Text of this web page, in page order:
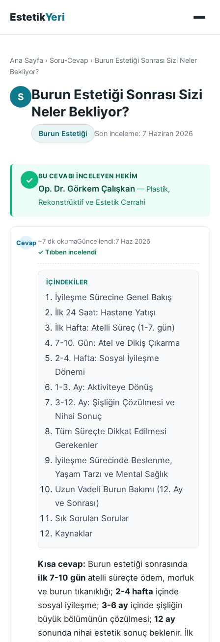
EstetikYeri
Ana Sayfa › Soru-Cevap › Burun Estetiği Sonrası Sizi Neler
Bekliyor?
S
Burun Estetiği Sonrası Sizi
Neler Bekliyor?
Burun Estetiği Son inceleme: 7 Haziran 2026
✓ BU CEVABI INCELEYEN HEKIM
Op. Dr. Görkem Çalışkan — Plastik,
Rekonstrüktif ve Estetik Cerrahi
Cevap ~7 dk okumaGüncellendi:7 Haz 2026
Tıbben incelendi
İÇINDEKILER
İyileşme Sürecine Genel Bakış
İlk 24 Saat: Hastane Yatışı
İlk Hafta: Atelli Süreç (1-7. gün)
7-10. Gün: Atel ve Dikiş Çıkarma
2-4. Hafta: Sosyal İyileşme
Dönemi
1-3. Ay: Aktiviteye Dönüş
3-12. Ay: Şişliğin Çözülmesi ve
Nihai Sonuç
Tüm Süreçte Dikkat Edilmesi
Gerekenler
İyileşme Sürecinde Beslenme,
Yaşam Tarzı ve Mental Sağlık
Uzun Vadeli Burun Bakımı (12. Ay
ve Sonrası)
Sık Sorulan Sorular
Kaynaklar
Kısa cevap: Burun estetiği sonrasında
ilk 7-10 gün atelli süreçte ödem, morluk
ve burun tıkanıklığı; 2-4 hafta içinde
sosyal iyileşme; 3-6 ay içinde şişliğin
büyük bölümünün çözülmesi; 12 ay
sonunda nihai estetik sonuç beklenir. İlk